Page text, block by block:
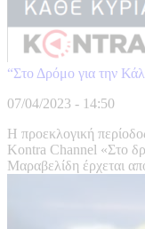
“Στο Δρόμο για την
07/04/2023 - 14:50
Η προεκλογική
Kontra Channel «Στο
Μαραβελίδη έρχεται